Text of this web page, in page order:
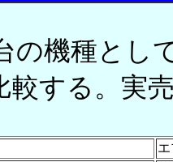
機種とし
較する。実